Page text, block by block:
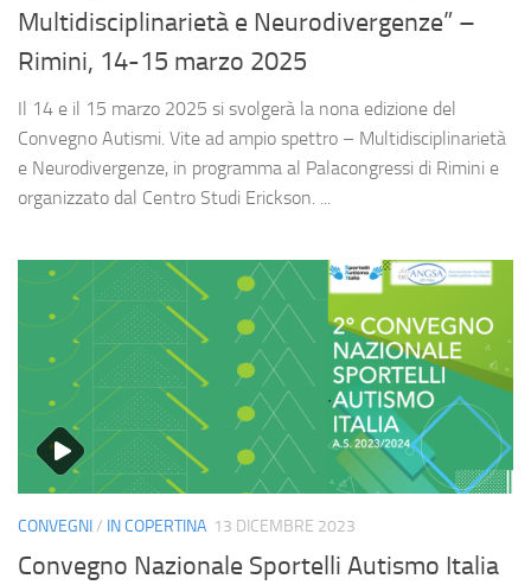
Multidisciplinarietà e Neurodivergenze” –
Rimini, 14-15 marzo 2025
Il 14 e il 15 marzo 2025 si svolgerà la nona edizione del
Convegno Autismi. Vite ad ampio spettro – Multidisciplinarietà
e Neurodivergenze, in programma al Palacongressi di Rimini e
organizzato dal Centro Studi Erickson. ...
CONVEGNI/ IN COPERTINA 13 DICEMBRE 2023
Convegno Nazionale Sportelli Autismo Italia